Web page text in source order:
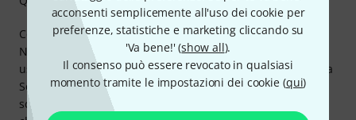
acconsenti semplicemente all'uso dei cookie per
preferenze, statistiche e marketing cliccando su
'Va bene!' (show all).
Il consenso può essere revocato in qualsiasi
momento tramite le impostazioni dei cookie (qui)
Come ci si aspetta da Neutrik ;-), il cavo di alimentazione
Neutrik è semplicemente intransigente e costruito per un
uso stradale davvero impegnativo. Punti di forza: o La spina
Schuko con il suo lungo manico è ideale per collegare e
scollegare o Il connettore powerCON è leggendario e (per